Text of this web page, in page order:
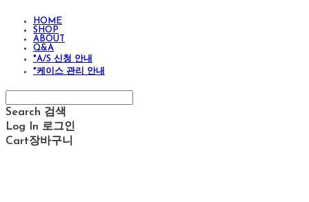
HOME
SHOP
ABOUT
Q&A
*A/S 신청 안내
*케이스 관리 안내
Search 검색
Log In 로그인
Cart장바구니